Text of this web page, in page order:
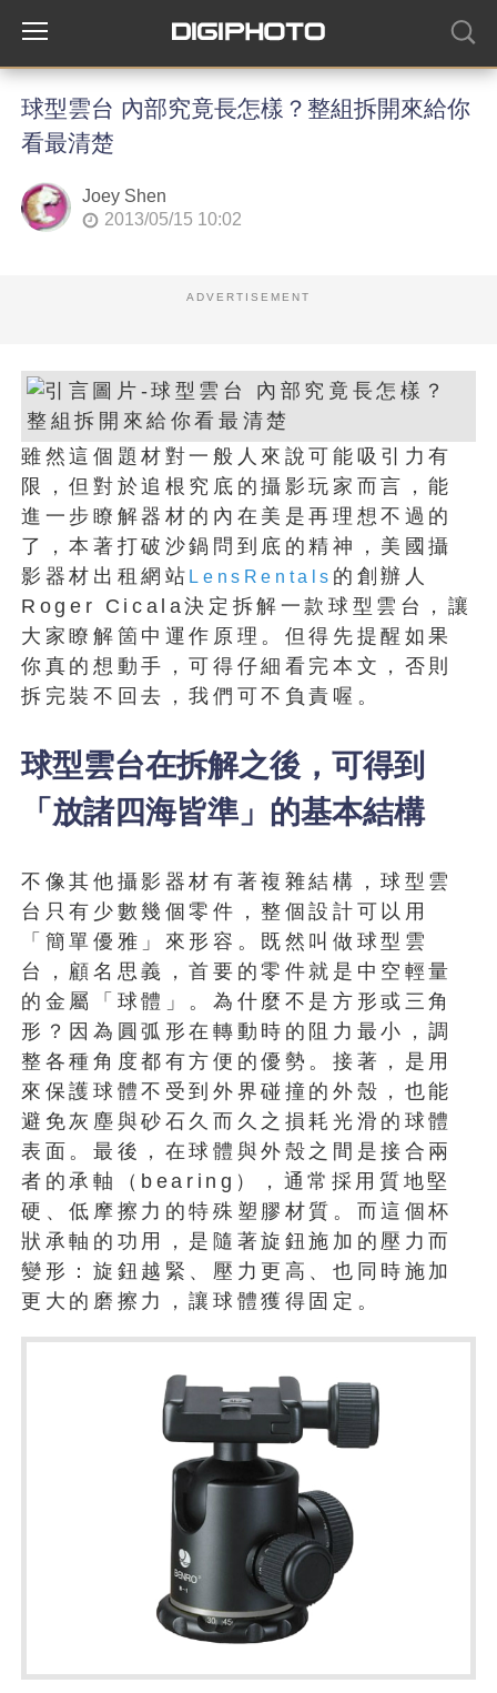
球型雲台 內部究竟長怎樣？整組拆開來給你
看最清楚
Joey Shen
2013/05/15 10:02
ADVERTISEMENT
雖然這個題材對一般人來說可能吸引力有
限，但對於追根究底的攝影玩家而言，能
進一步瞭解器材的內在美是再理想不過的
了，本著打破沙鍋問到底的精神，美國攝
影器材出租網站 LensRentals 的創辦人
Roger Cicala決定拆解一款球型雲台，讓
大家瞭解箇中運作原理。但得先提醒如果
你真的想動手，可得仔細看完本文，否則
拆完裝不回去，我們可不負責喔。
球型雲台在拆解之後，可得到
「放諸四海皆準」的基本結構
不像其他攝影器材有著複雜結構，球型雲
台只有少數幾個零件，整個設計可以用
「簡單優雅」來形容。既然叫做球型雲
台，顧名思義，首要的零件就是中空輕量
的金屬「球體」。為什麼不是方形或三角
形？因為圓弧形在轉動時的阻力最小，調
整各種角度都有方便的優勢。接著，是用
來保護球體不受到外界碰撞的外殼，也能
避免灰塵與砂石久而久之損耗光滑的球體
表面。最後，在球體與外殼之間是接合兩
者的承軸（bearing），通常採用質地堅
硬、低摩擦力的特殊塑膠材質。而這個杯
狀承軸的功用，是隨著旋鈕施加的壓力而
變形：旋鈕越緊、壓力更高、也同時施加
更大的磨擦力，讓球體獲得固定。